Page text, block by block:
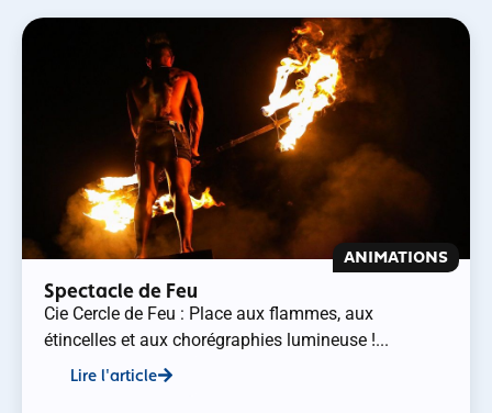
ANIMATIONS
Spectacle de Feu
Cie Cercle de Feu : Place aux flammes, aux
étincelles et aux chorégraphies lumineuse !...
Lire l'article